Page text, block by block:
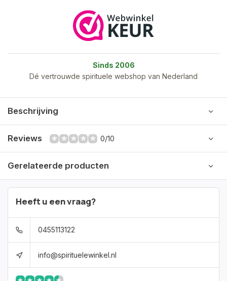
Sinds 2006
Dé vertrouwde spirituele webshop van Nederland
Beschrijving
Reviews 0/10
Gerelateerde producten
Heeft u een vraag?
0455113122
info@spirituelewinkel.nl